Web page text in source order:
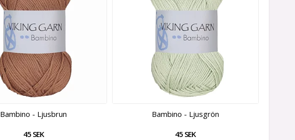
Bambino - Ljusbrun
45 SEK
Bambino - Ljusgrön
45 SEK